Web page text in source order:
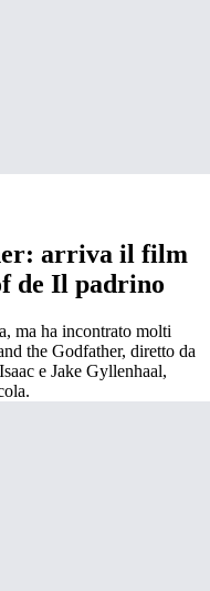
arriva il film
de Il padrino
ma ha incontrato molti
the Godfather, diretto da
e Jake Gyllenhaal,